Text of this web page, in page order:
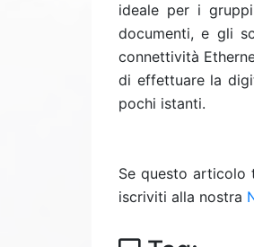
ideale per i
documenti, e gli
connettività
di effettuare la
pochi istanti.
Se questo articolo
iscriviti alla nostra